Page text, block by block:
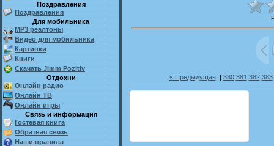
Поздравления
Поздравления
Для мобильника
MP3 реалтоны
Видео для мобильника
Картинки
Книги
Скачать Jimm Pozitiv
Отдохни
Онлайн радио
Онлайн ТВ
Онлайн игры
Связь и информация
Гостевая книга
Обратная связь
Наши правила
« Предыдущая| 380 381 382 383